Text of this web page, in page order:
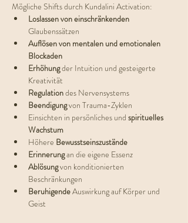
Mögliche Shifts durch Kundalini Activation:
Loslassen von einschränkenden
Glaubenssätzen
Auflösen von mentalen und emotionalen
Blockaden
Erhöhung der Intuition und gesteigerte
Kreativität
Regulation des Nervensystems
Beendigung von Trauma-Zyklen
Einsichten in persönliches und spirituelles
Wachstum
Höhere Bewusstseinszustände
Erinnerung an die eigene Essenz
Ablösung von konditionierten
Beschränkungen
Beruhigende Auswirkung auf Körper und
Geist